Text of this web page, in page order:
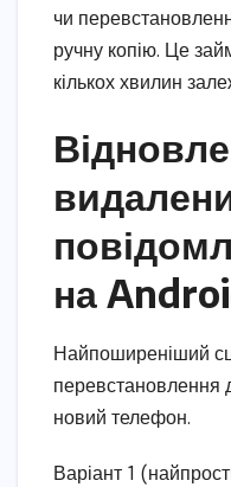
чи
ручну копію. Це
кількох хвилин
на
Найпоширеніший
перевстановлення
новий телефон.
Варіант 1